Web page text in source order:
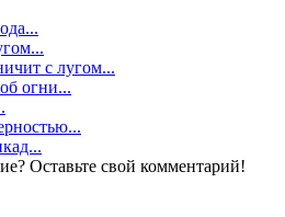
с лугом...
огни...
Оставьте свой комментарий!